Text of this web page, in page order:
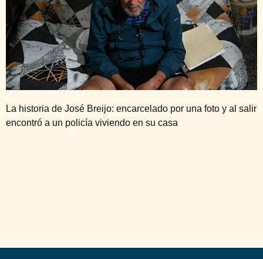
La historia de José Breijo: encarcelado por una foto y al salir
encontró a un policía viviendo en su casa